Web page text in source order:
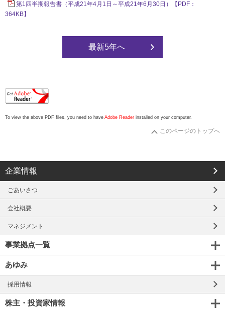
第1四半期報告書（平成21年4月1日～平成21年6月30日）【PDF：
364KB】
最新5年へ
To view the above PDF files, you need to have Adobe Reader installed on your computer.
このページのトップへ
企業情報
ごあいさつ
会社概要
マネジメント
事業拠点一覧
あゆみ
採用情報
株主・投資家情報